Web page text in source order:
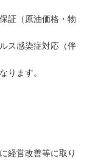
（原油価格・物
感染症対応（伴
ります。
改善等に取り